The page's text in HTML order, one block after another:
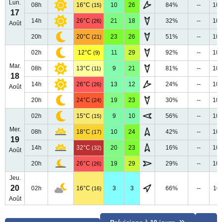
Lun.
17
Août
08h 16°C (15) 10 26 84% --
14h 26°C (26) 21 18 32% --
20h 20°C (21) 23 26 51% --
Mar.
18
Août
02h 12°C (9) 11 29 92% --
08h 13°C (11) 9 21 81% --
14h 26°C (26) 13 12 24% --
20h 24°C (24) 19 23 30% --
Mer.
19
Août
02h 15°C (15) 9 10 56% --
08h 18°C (17) 10 24 42% --
14h 32°C (32) 20 23 16% --
20h 26°C (26) 19 29 29% --
Jeu.
20
Août
02h 16°C (16) 3 3 66% --